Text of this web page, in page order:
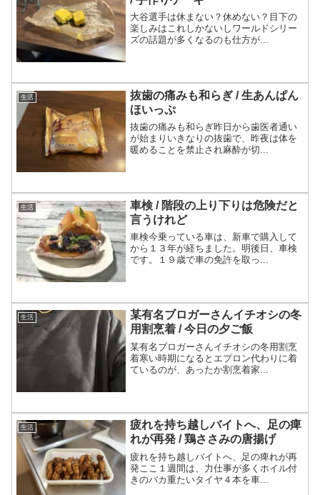
大谷選手は休まない？休めない？目下の
楽しみはこれしかないしワールドシリー
ズの話題が多くなるのも仕方が...
生活
抜歯の痛みも和らぎ / 生あんぱん
ほいっぷ
抜歯の痛みも和らぎ昨日から歯医者通い
が始まりいきなりの抜歯で、昨夜は体を
暖めることを禁止され麻酔が切...
生活
車検 / 階段の上り下りは危険だと
言うけれど
車検今乗っている車は、新車で購入して
から１３年が経ちました。明後日、車検
です。１９歳で車の免許を取っ...
生活
某有名ブロガーさんイチオシの冬
用割烹着 / 今日の夕ご飯
某有名ブロガーさんイチオシの冬用割烹
着寒い時期になるとエプロン代わりに着
ているのが、あったか割烹着家...
生活
疲れを持ち越しバイトへ、足の痺
れが再発 / 鶏ささみの唐揚げ
疲れを持ち越しバイトへ、足の痺れが再
発ここ１週間は、力仕事が多くホイル付
きのバカ重たいタイヤ４本を車...